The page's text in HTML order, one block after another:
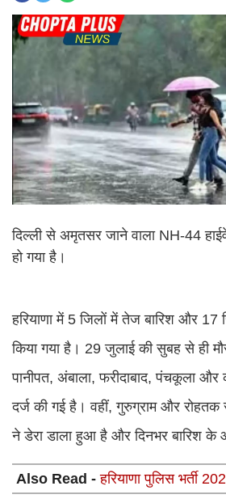
दिल्ली से अमृतसर जाने वाला NH-44
हो गया है।
हरियाणा में 5 जिलों में तेज बारिश और 17
किया गया है। 29 जुलाई की सुबह से ही
पानीपत, अंबाला, फरीदाबाद, पंचकूला
दर्ज की गई है। वहीं, गुरुग्राम और
ने डेरा डाला हुआ है और दिनभर बारिश के
Also Read -हरियाणा पुलिस भर्ती
PMT लिस्ट और PST शेड्यूल जारी